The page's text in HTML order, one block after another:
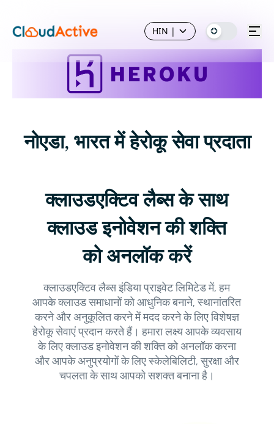
HIN |
नोएडा, भारत में हेरोकू सेवा प्रदाता
क्लाउडएक्टिव लैब्स के साथ
क्लाउड इनोवेशन की शक्ति
को अनलॉक करें
क्लाउडएक्टिव लैब्स इंडिया प्राइवेट लिमिटेड में, हम
आपके क्लाउड समाधानों को आधुनिक बनाने, स्थानांतरित
करने और अनुकूलित करने में मदद करने के लिए विशेषज्ञ
हेरोकू सेवाएं प्रदान करते हैं। हमारा लक्ष्य आपके व्यवसाय
के लिए क्लाउड इनोवेशन की शक्ति को अनलॉक करना
और आपके अनुप्रयोगों के लिए स्केलेबिलिटी, सुरक्षा और
चपलता के साथ आपको सशक्त बनाना है।